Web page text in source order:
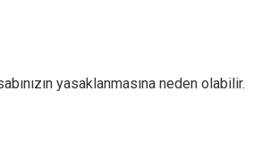
yasaklanmasına neden olabilir.